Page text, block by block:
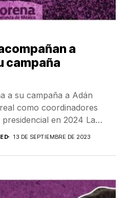
a
campaña
a su campaña a Adán
como coordinadores
en 2024 La
13 DE SEPTIEMBRE DE 2023